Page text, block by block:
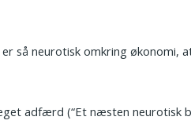
så neurotisk omkring økonomi,
adfærd (“Et næsten neurotisk